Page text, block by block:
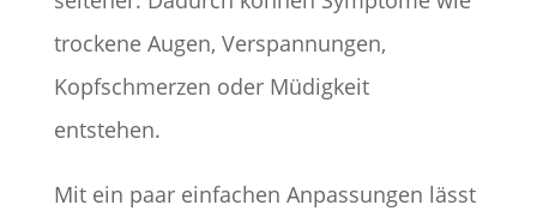
trockene Augen, Verspannungen,
Kopfschmerzen oder Müdigkeit
entstehen.
Mit ein paar einfachen Anpassungen lässt